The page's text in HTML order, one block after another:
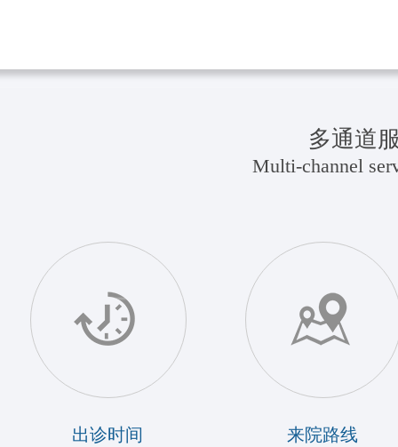
多通道
Multi-channel
出诊时间
来院路线